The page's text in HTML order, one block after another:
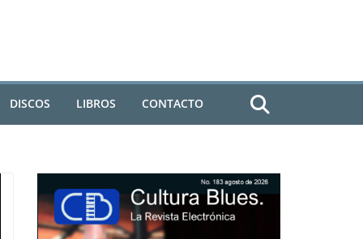
DISCOS LIBROS CONTACTO